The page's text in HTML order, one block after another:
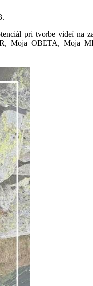
pri tvorbe videí na
Moja OBETA, Moja